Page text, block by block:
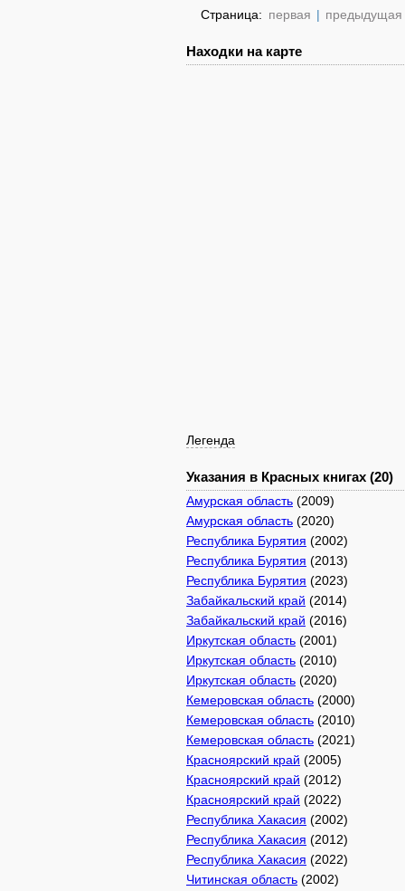
Страница: первая | предыдущая
Находки на карте
Легенда
Указания в Красных книгах (20)
Амурская область (2009)
Амурская область (2020)
Республика Бурятия (2002)
Республика Бурятия (2013)
Республика Бурятия (2023)
Забайкальский край (2014)
Забайкальский край (2016)
Иркутская область (2001)
Иркутская область (2010)
Иркутская область (2020)
Кемеровская область (2000)
Кемеровская область (2010)
Кемеровская область (2021)
Красноярский край (2005)
Красноярский край (2012)
Красноярский край (2022)
Республика Хакасия (2002)
Республика Хакасия (2012)
Республика Хакасия (2022)
Читинская область (2002)